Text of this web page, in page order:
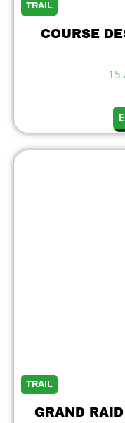
TRAIL
COURSE
15
TRAIL
GRAND